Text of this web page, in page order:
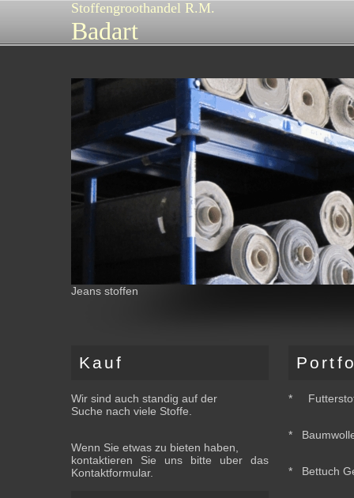
Stoffengroothandel R.M.
Badart
Jeans stoffen
Kauf
Wir sind auch standig auf der
Suche nach viele Stoffe.
Wenn Sie etwas zu bieten haben,
kontaktieren Sie uns bitte uber das
Kontaktformular.
*
*
* Bettuch